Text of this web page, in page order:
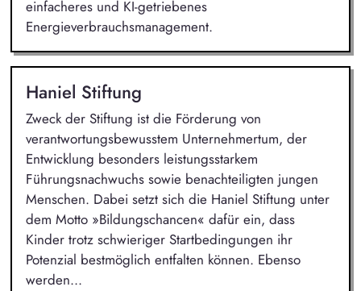
einfacheres und KI-getriebenes
Energieverbrauchsmanagement.
Haniel Stiftung
Zweck der Stiftung ist die Förderung von
verantwortungsbewusstem Unternehmertum, der
Entwicklung besonders leistungsstarkem
Führungsnachwuchs sowie benachteiligten jungen
Menschen. Dabei setzt sich die Haniel Stiftung unter
dem Motto »Bildungschancen« dafür ein, dass
Kinder trotz schwieriger Startbedingungen ihr
Potenzial bestmöglich entfalten können. Ebenso
werden...